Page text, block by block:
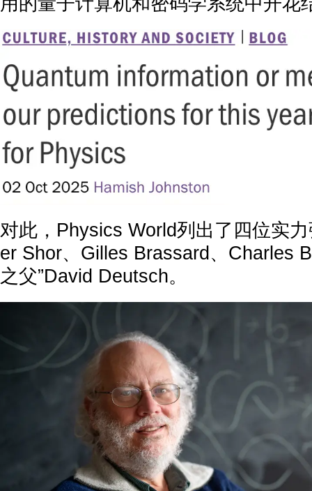
对此，Physics World列出了四位实
er Shor、Gilles Brassard、Charles
之父”David Deutsch。